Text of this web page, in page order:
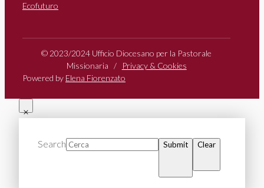
Ecofuturo
© 2023/2024 Ufficio Diocesano per la Pastorale
Missionaria /
Privacy & Cookies
Powered by Elena Fiorenzato
Search Submit Clear